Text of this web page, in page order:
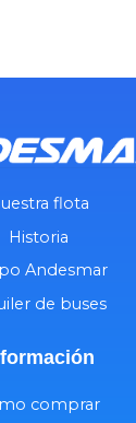
flota
Historia
Andesmar
de buses
comprar